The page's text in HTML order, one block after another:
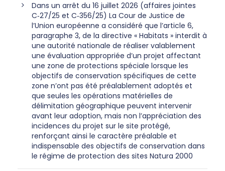
Dans un arrêt du 16 juillet 2026 (affaires jointes
C‑27/25 et C‑356/25) La Cour de Justice de
l’Union européenne a considéré que l’article 6,
paragraphe 3, de la directive « Habitats » interdit à
une autorité nationale de réaliser valablement
une évaluation appropriée d’un projet affectant
une zone de protections spéciale lorsque les
objectifs de conservation spécifiques de cette
zone n’ont pas été préalablement adoptés et
que seules les opérations matérielles de
délimitation géographique peuvent intervenir
avant leur adoption, mais non l’appréciation des
incidences du projet sur le site protégé,
renforçant ainsi le caractère préalable et
indispensable des objectifs de conservation dans
le régime de protection des sites Natura 2000